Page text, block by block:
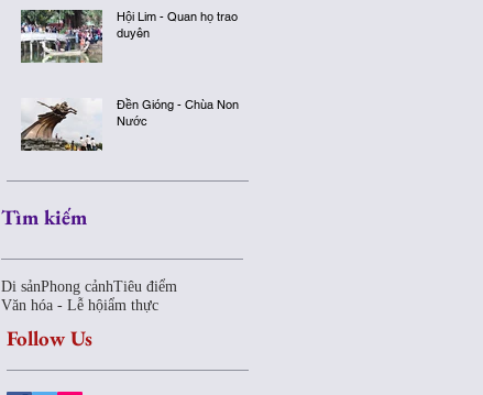
Hội Lim - Quan họ trao
duyên
Đền Gióng - Chùa Non
Nước
Tìm kiếm
Di sảnPhong cảnhTiêu điểm
Văn hóa - Lễ hộiẩm thực
Follow Us